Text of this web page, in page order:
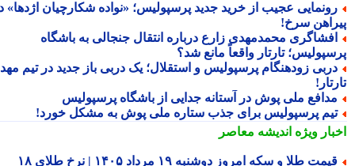
عجیب از خرید جدید پرسپولیس؛ «نواده شکارچیان اژدها» در
سرخ!
محمدمهدی زارع درباره انتقال جنجالی به باشگاه
تارتار واقعاً مانع شد؟
زودهنگام پرسپولیس و استقلال؛ یک دربی باز جدید در تیم مهدی
ملی پوش در آستانه جدایی از باشگاه پرسپولیس
پرسپولیس برای جذب ستاره ملی پوش به مشکل خورد!
ویژهاندیشه معاصر
قیمت طلا و سکه امروز دوشنبه ۱۹ مرداد ۱۴۰۵ | نرخ طلای ۱۸